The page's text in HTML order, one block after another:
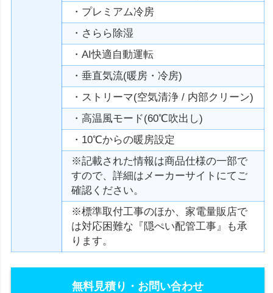
・プレミアム冷房
・さらら除湿
・AI快適自動運転
・垂直気流(暖房・冷房)
・ストリーマ(空気清浄 / 内部クリーン)
・高温風モード(60℃吹出し)
・10℃からの暖房設定
※記載された情報は商品仕様の一部で
すので、詳細はメーカーサイトにてご
確認ください。
※標準取付工事のほか、家電量販店で
は対応困難な『隠ぺい配管工事』も承
ります。
無料見積り・お問い合わせ